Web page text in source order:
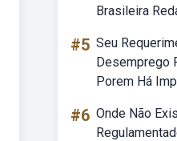
Brasileira
#5 Seu
Desemprego
Porem Há
#6 Onde Não